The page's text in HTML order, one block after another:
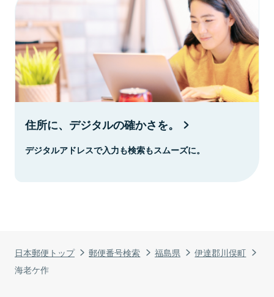
日本郵便トップ 郵便番号検索 福島県
伊達郡川俣町
海老ケ作
住所に、デジタルの確かさを。
デジタルアドレスで入力も検索もスムーズに。